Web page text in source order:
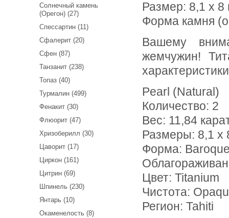
Солнечный камень
(Орегон) (27)
Спессартин (11)
Сфалерит (20)
Сфен (87)
Танзанит (238)
Топаз (40)
Турмалин (499)
Фенакит (30)
Флюорит (47)
Хризоберилл (30)
Цаворит (17)
Циркон (161)
Цитрин (69)
Шпинель (230)
Янтарь (10)
Окаменелость (8)
Размер: 8,1 х
Форма камня
Вашему вниманию предлагается пара черных морских
жемчужин!
Pearl (Natural)
Количество: 2
Вес: 11,84
Размеры: 8,1
Форма:
Цвет: Titanium
Чистота:
Регион: Tahiti